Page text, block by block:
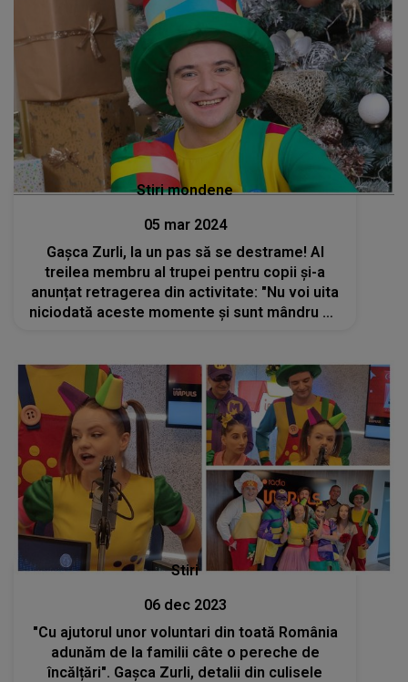
Stiri mondene
05 mar 2024
Gașca Zurli, la un pas să se destrame! Al
treilea membru al trupei pentru copii și-a
anunțat retragerea din activitate: "Nu voi uita
niciodată aceste momente și sunt mândru de
Stiri
06 dec 2023
"Cu ajutorul unor voluntari din toată România
adunăm de la familii câte o pereche de
încălțări". Gașca Zurli, detalii din culisele